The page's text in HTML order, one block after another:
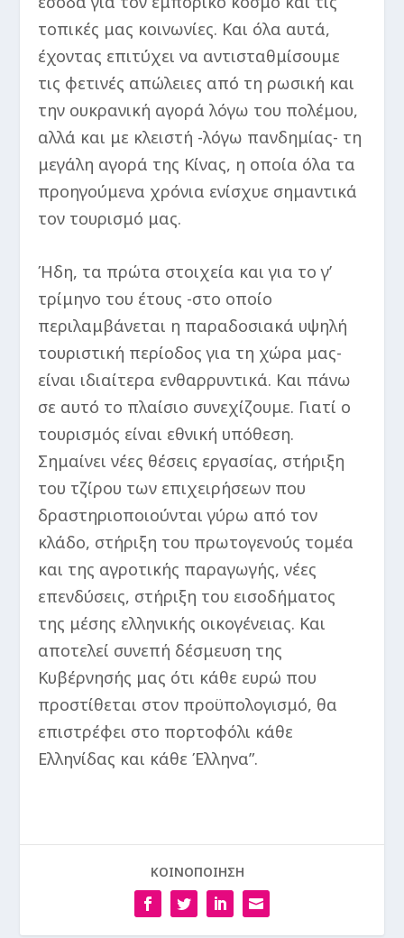
τοπικές μας κοινωνίες. Και όλα αυτά,
έχοντας επιτύχει να αντισταθμίσουμε
τις φετινές απώλειες από τη ρωσική και
την ουκρανική αγορά λόγω του πολέμου,
αλλά και με κλειστή -λόγω πανδημίας- τη
μεγάλη αγορά της Κίνας, η οποία όλα τα
προηγούμενα χρόνια ενίσχυε σημαντικά
τον τουρισμό μας.
Ήδη, τα πρώτα στοιχεία και για το γ’
τρίμηνο του έτους -στο οποίο
περιλαμβάνεται η παραδοσιακά υψηλή
τουριστική περίοδος για τη χώρα μας-
είναι ιδιαίτερα ενθαρρυντικά. Και πάνω
σε αυτό το πλαίσιο συνεχίζουμε. Γιατί ο
τουρισμός είναι εθνική υπόθεση.
Σημαίνει νέες θέσεις εργασίας, στήριξη
του τζίρου των επιχειρήσεων που
δραστηριοποιούνται γύρω από τον
κλάδο, στήριξη του πρωτογενούς τομέα
και της αγροτικής παραγωγής, νέες
επενδύσεις, στήριξη του εισοδήματος
της μέσης ελληνικής οικογένειας. Και
αποτελεί συνεπή δέσμευση της
Κυβέρνησής μας ότι κάθε ευρώ που
προστίθεται στον προϋπολογισμό, θα
επιστρέφει στο πορτοφόλι κάθε
Ελληνίδας και κάθε Έλληνα”.
ΚΟΙΝΟΠΟΙΗΣΗ